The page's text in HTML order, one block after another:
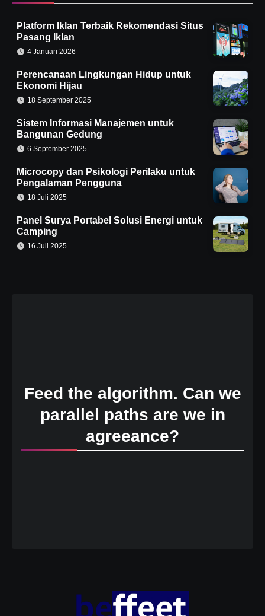
Platform Iklan Terbaik Rekomendasi Situs
Pasang Iklan
4 Januari 2026
Perencanaan Lingkungan Hidup untuk
Ekonomi Hijau
18 September 2025
Sistem Informasi Manajemen untuk
Bangunan Gedung
6 September 2025
Microcopy dan Psikologi Perilaku untuk
Pengalaman Pengguna
18 Juli 2025
Panel Surya Portabel Solusi Energi untuk
Camping
16 Juli 2025
Feed the algorithm. Can we
parallel paths are we in
agreeance?